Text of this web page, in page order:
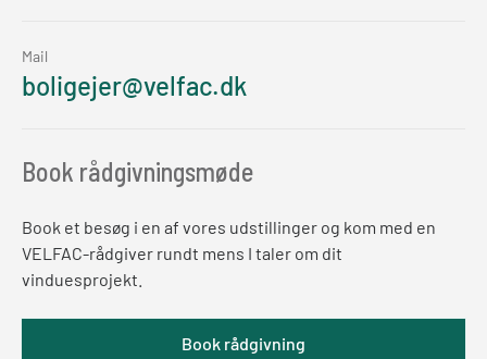
Mail
boligejer@velfac.dk
Book rådgivningsmøde
Book et besøg i en af vores udstillinger og kom med en
VELFAC-rådgiver rundt mens I taler om dit
vinduesprojekt.
Book rådgivning